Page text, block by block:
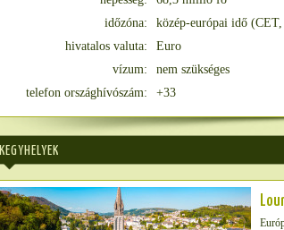
időzóna:
közép-európai idő
hivatalos valuta:
Euro
vízum:
nem szükséges
telefon országhívószám:
+33
KEGYHELYEK